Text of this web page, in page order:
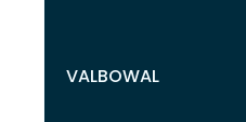
VALBOWAL